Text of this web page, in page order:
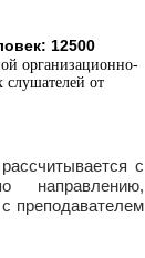
12500
организационно-
слушателей от
с
преподавателем